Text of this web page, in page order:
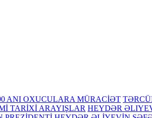
ANI OXUCULARA MÜRACİƏT
TARİXİ ARAYIŞLAR HEYDƏR